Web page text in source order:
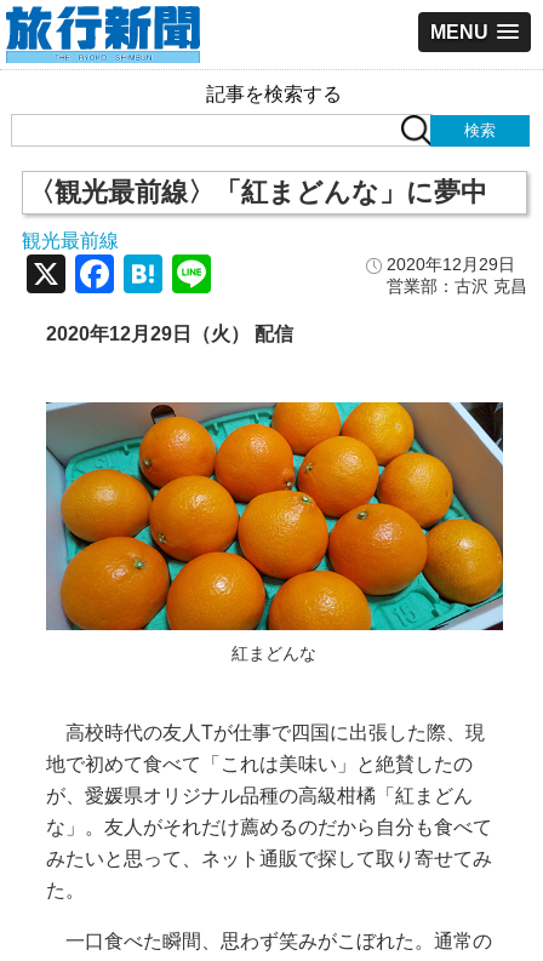
MENU
記事を検索する
〈観光最前線〉「紅まどんな」に夢中
観光最前線
2020年12月29日
営業部：古沢 克昌
X Facebook
Hatena
2020年12月29日（火） 配信
紅まどんな
高校時代の友人Tが仕事で四国に出張した際、現
地で初めて食べて「これは美味い」と絶賛したの
が、愛媛県オリジナル品種の高級柑橘「紅まどん
な」。友人がそれだけ薦めるのだから自分も食べて
みたいと思って、ネット通販で探して取り寄せてみ
た。
一口食べた瞬間、思わず笑みがこぼれた。通常の